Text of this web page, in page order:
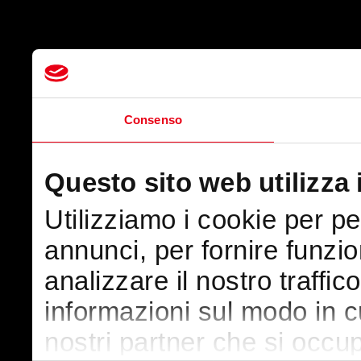
Consenso
Questo sito web utilizza
Utilizziamo i cookie per
annunci, per fornire
analizzare il nostro
informazioni sul modo in
nostri partner che si